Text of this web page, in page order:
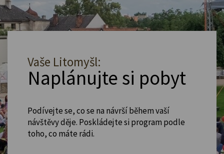
Vaše Litomyšl:
Naplánujte si pobyt
Podívejte se, co se na návrší během vaší
návštěvy děje. Poskládejte si program podle
toho, co máte rádi.